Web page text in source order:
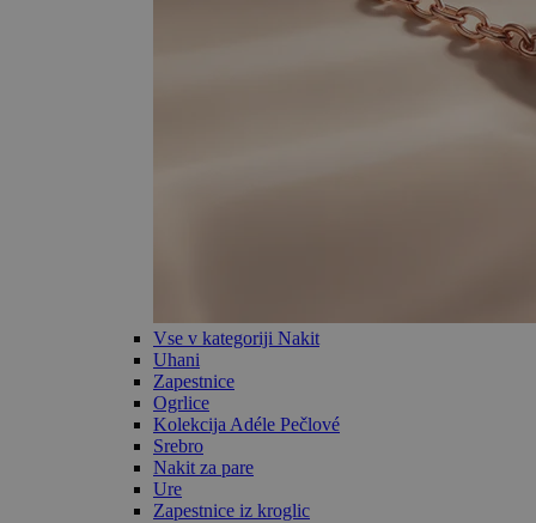
Vse v kategoriji Nakit
Uhani
Zapestnice
Ogrlice
Kolekcija Adéle Pečlové
Srebro
Nakit za pare
Ure
Zapestnice iz kroglic